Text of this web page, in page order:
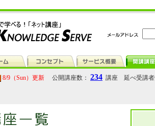
8/9（Sun）更新 公開講座数： 234 講座 延べ受講